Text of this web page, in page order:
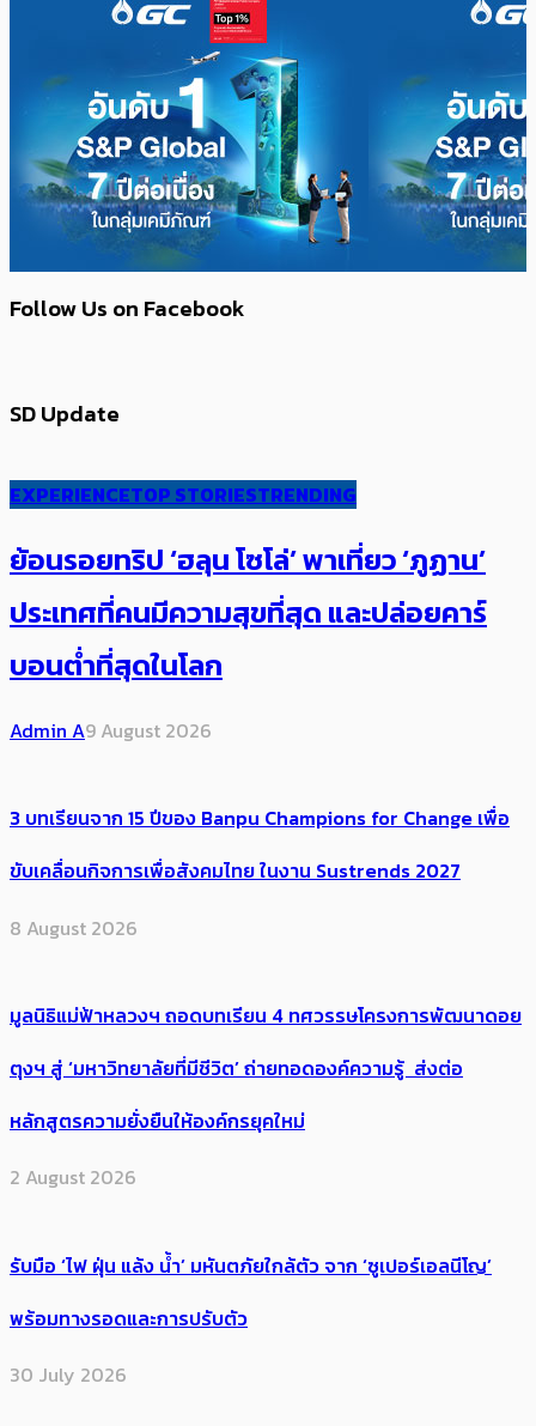
Follow Us on Facebook
SD Update
EXPERIENCETOP STORIESTRENDING
ย้อนรอยทริป ‘ฮลุน โซโล่’ ​​พาเที่ยว ‘ภูฏาน’
ประเทศ​ที่คน​มีความสุข​ที่สุด​​ และปล่อยคาร์​
บอนต่ำที่สุดในโลก
Admin A9 August 2026
3 บทเรียนจาก 15 ปีของ Banpu Champions for Change เพื่อ
ขับเคลื่อนกิจการเพื่อสังคมไทย ในงาน Sustrends 2027
8 August 2026
มูลนิธิแม่ฟ้าหลวงฯ ถอดบทเรียน 4 ทศวรรษโครงการพัฒนาดอย
ตุงฯ สู่ ‘มหาวิทยาลัยที่มีชีวิต’ ถ่ายทอดองค์ความรู้ ส่งต่อ
หลักสูตรความยั่งยืนให้องค์กรยุคใหม่
2 August 2026
รับมือ ‘ไฟ ฝุ่น แล้ง น้ำ’ มหันตภัยใกล้ตัว จาก ‘ซูเปอร์เอลนีโญ’
พร้อมทางรอดและการปรับตัว
30 July 2026